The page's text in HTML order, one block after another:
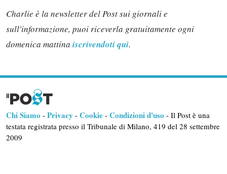
Charlie è la newsletter del Post sui giornali e
sull'informazione, puoi riceverla gratuitamente ogni
domenica mattina iscrivendoti qui.
Chi Siamo - Privacy - Cookie - Condizioni d'uso - Il Post è una
testata registrata presso il Tribunale di Milano, 419 del 28 settembre
2009